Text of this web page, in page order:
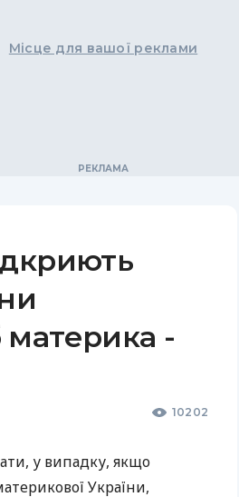
Місце для вашої реклами
материка -
10202
у випадку, якщо
України,